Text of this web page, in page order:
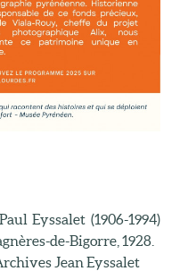
Eyssalet (1906-1994)
de-Bigorre, 1928.
Jean Eyssalet